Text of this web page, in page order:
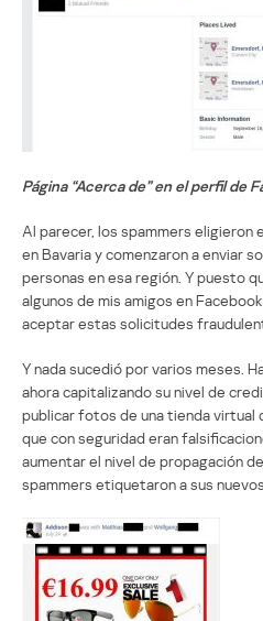
Página “Acerca de” en el perfil de
Al parecer, los spammers
en Bavaria y comenzaron a enviar
personas en esa región. Y puesto
algunos de mis amigos en
aceptar estas solicitudes
Y nada sucedió por varios meses.
ahora capitalizando su nivel de
publicar fotos de una tienda virtual
que con seguridad eran
aumentar el nivel de propagación
spammers etiquetaron a sus nuevos